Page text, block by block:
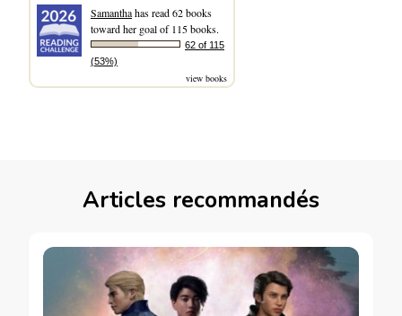
Samanthahas read 62 books
toward her goal of 115 books.
62 of 115
(53%)
view books
Articles recommandés